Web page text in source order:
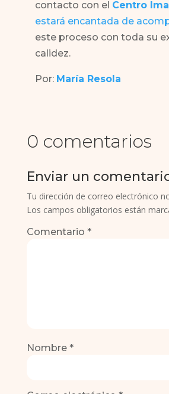
contacto con el Centro
estará encantada de
este proceso con toda su
calidez.
Por: María Resola
0 comentarios
Enviar un
Tu dirección de correo electrónico
Los campos obligatorios están
Comentario *
Nombre *